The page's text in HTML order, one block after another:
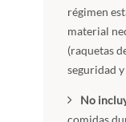
régimen
material
(raquetas
seguridad
No
comidas